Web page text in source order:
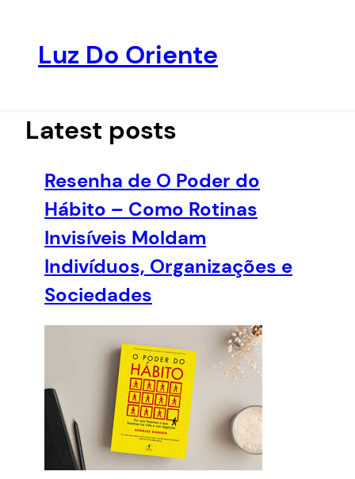
conteúdo
Luz Do Oriente
Latest posts
Resenha de O Poder do
Hábito – Como Rotinas
Invisíveis Moldam
Indivíduos, Organizações e
Sociedades